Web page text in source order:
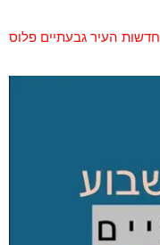
חדשות העיר גבעתיים פלוס